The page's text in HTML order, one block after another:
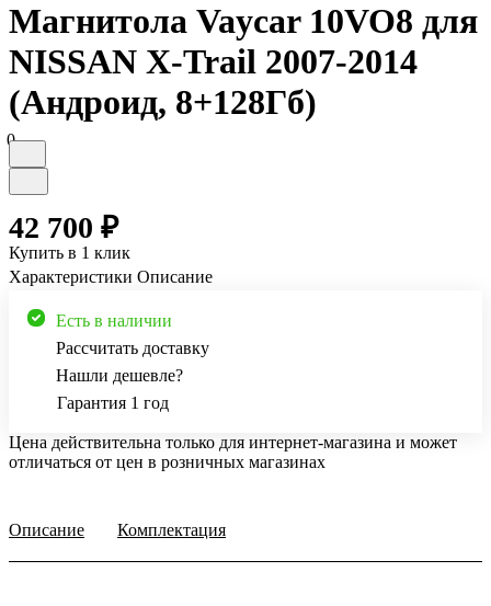
Магнитола Vaycar 10VO8 для
NISSAN X-Trail 2007-2014
(Андроид, 8+128Гб)
0
42 700 ₽
Купить в 1 клик
Характеристики Описание
Есть в наличии
Рассчитать доставку
Нашли дешевле?
Гарантия 1 год
Цена действительна только для интернет-магазина и может
отличаться от цен в розничных магазинах
Описание Комплектация